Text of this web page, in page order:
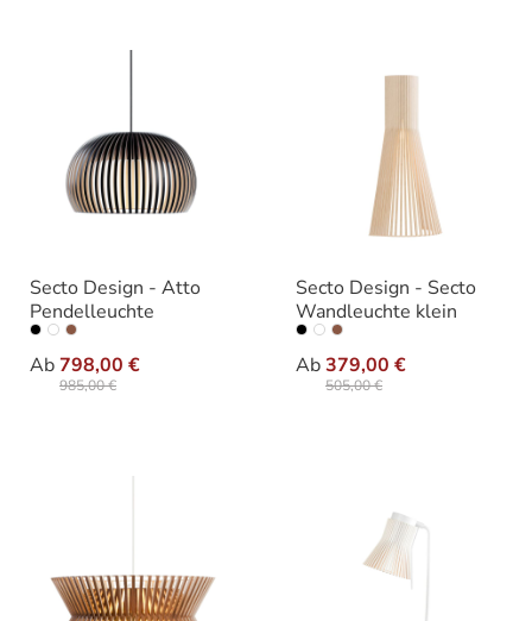
Secto Design - Atto
Pendelleuchte
Ab798,00 €
985,00 €
Farbe
Secto Design - Secto
Wandleuchte klein
Ab379,00 €
505,00 €
Farbe